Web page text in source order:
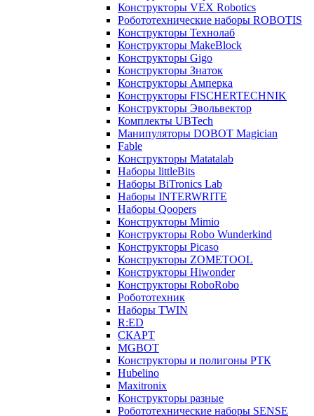
Конструкторы VEX Robotics
Робототехнические наборы ROBOTIS
Конструкторы Технолаб
Конструкторы MakeBlock
Конструкторы Gigo
Конструкторы Знаток
Конструкторы Амперка
Конструкторы FISCHERTECHNIK
Конструкторы Эвольвектор
Комплекты UBTech
Манипуляторы DOBOT Magician
Fable
Конструкторы Matatalab
Наборы littleBits
Наборы BiTronics Lab
Наборы INTERWRITE
Наборы Qoopers
Конструкторы Mimio
Конструкторы Robo Wunderkind
Конструкторы Picaso
Конструкторы ZOMETOOL
Конструкторы Hiwonder
Конструкторы RoboRobo
Робототехник
Наборы TWIN
R:ED
СКАРТ
MGBOT
Конструкторы и полигоны РТК
Hubelino
Maxitronix
Конструкторы разные
Робототехнические наборы SENSE